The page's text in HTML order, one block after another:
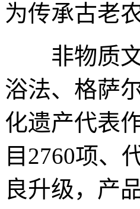
为传承古老
非物质文
浴法、格萨
化遗产代表
目2760项、
良升级，产